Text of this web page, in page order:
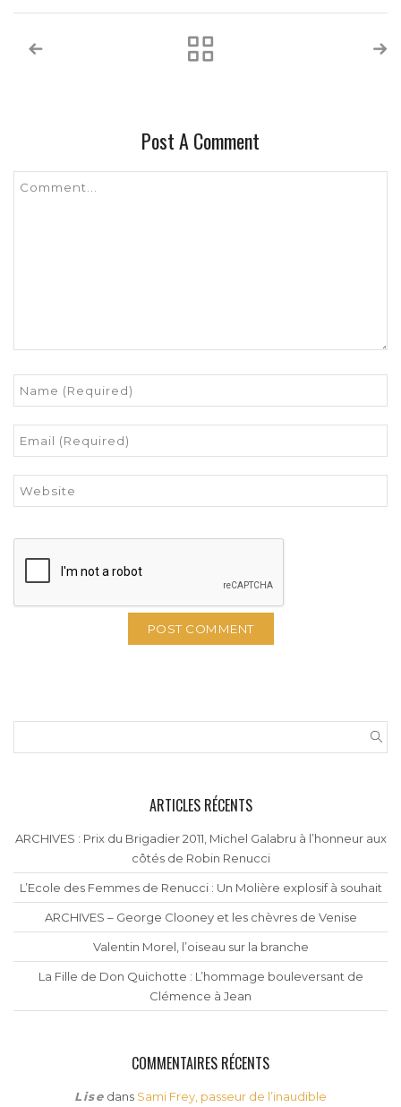
Post A Comment
ARTICLES RÉCENTS
ARCHIVES : Prix du Brigadier 2011, Michel Galabru à l’honneur aux
côtés de Robin Renucci
L’Ecole des Femmes de Renucci : Un Molière explosif à souhait
ARCHIVES – George Clooney et les chèvres de Venise
Valentin Morel, l’oiseau sur la branche
La Fille de Don Quichotte : L’hommage bouleversant de
Clémence à Jean
COMMENTAIRES RÉCENTS
Lise dans Sami Frey, passeur de l’inaudible